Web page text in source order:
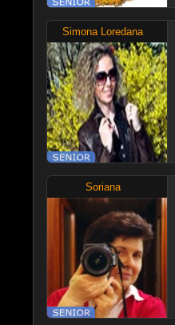
Simona Loredana
Soriana